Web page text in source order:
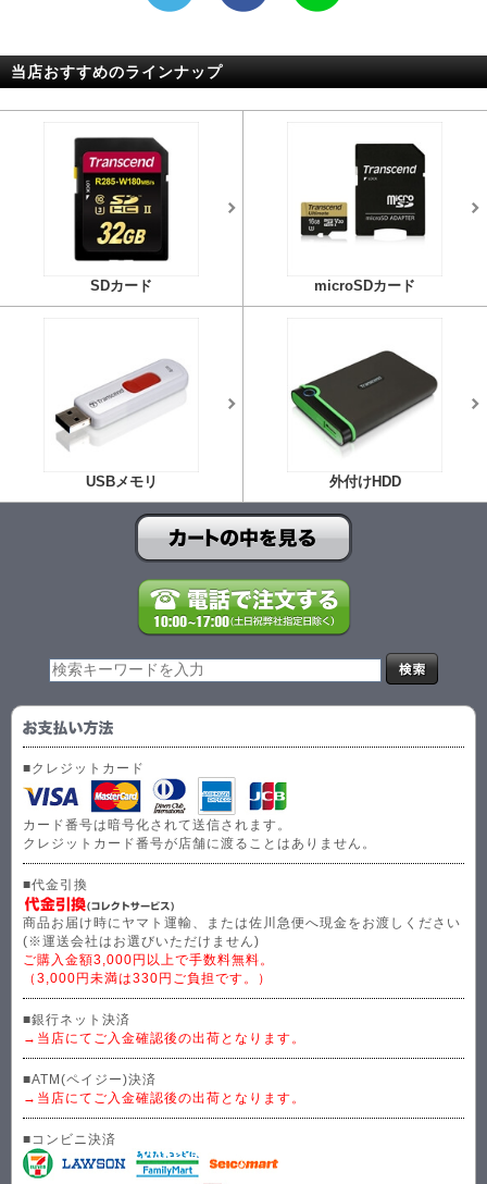
当店おすすめのラインナップ
SDカード microSDカード
USBメモリ 外付けHDD
■クレジットカード
カード番号は暗号化されて送信されます。
クレジットカード番号が店舗に渡ることはありません。
■代金引換
商品お届け時にヤマト運輸、または佐川急便へ現金をお渡しください
(※運送会社はお選びいただけません)
ご購入金額3,000円以上で手数料無料。
（3,000円未満は330円ご負担です。）
■銀行ネット決済
→当店にてご入金確認後の出荷となります。
■ATM(ペイジー)決済
→当店にてご入金確認後の出荷となります。
■コンビニ決済